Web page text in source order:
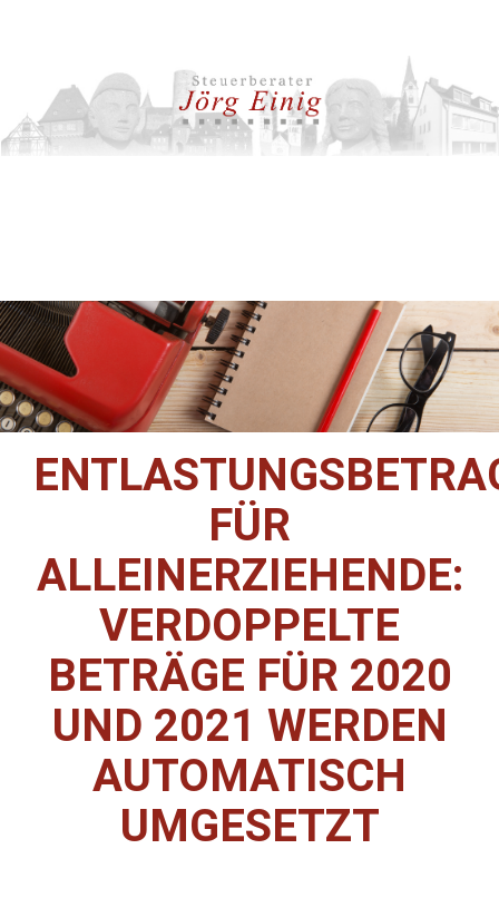
FÜR
ALLEINERZIEHENDE:
VERDOPPELTE
BETRÄGE FÜR 2020
UND 2021 WERDEN
AUTOMATISCH
UMGESETZT